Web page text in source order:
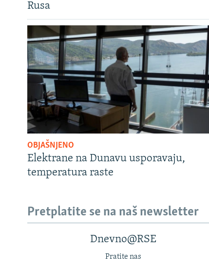
Rusa
OBJAŠNJENO
Elektrane na Dunavu usporavaju,
temperatura raste
Pretplatite se na naš newsletter
Dnevno@RSE
Pratite nas